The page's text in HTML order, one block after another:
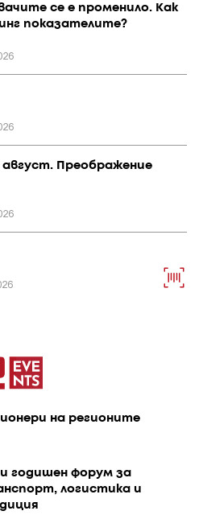
се е променило. Как
показателите?
Преображение
на регионите
годишен форум за
логистика и